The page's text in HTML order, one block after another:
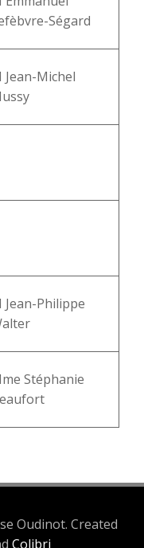
Ségard
Jean-Michel
Jean-Philippe
Stéphanie
Oudinot. Created
Colibri